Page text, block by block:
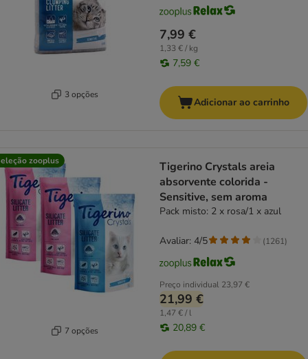
3 opções
7,99 €
1,33 € / kg
7,59 €
Adicionar ao carrinho
zooplus
7 opções
Tigerino Crystals areia
absorvente colorida -
Sensitive, sem aroma
Pack misto: 2 x rosa/1 x azul
Preço individual 23,97 €
21,99 €
1,47 € / l
20,89 €
Avaliar: 4/5 (1261)